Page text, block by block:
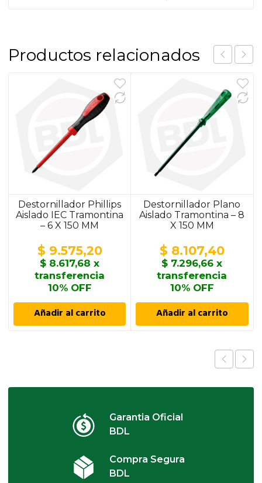
Productos relacionados
Destornillador Phillips
Aislado IEC Tramontina
– 6 X 150 MM
$ 9.575,20
$ 8.617,68 x
transferencia
10% OFF
Añadir al carrito
Destornillador Plano
Aislado Tramontina – 8
X 150 MM
$ 8.107,40
$ 7.296,66 x
transferencia
10% OFF
Añadir al carrito
Garantia Oficial
BDL
Compra Segura
BDL